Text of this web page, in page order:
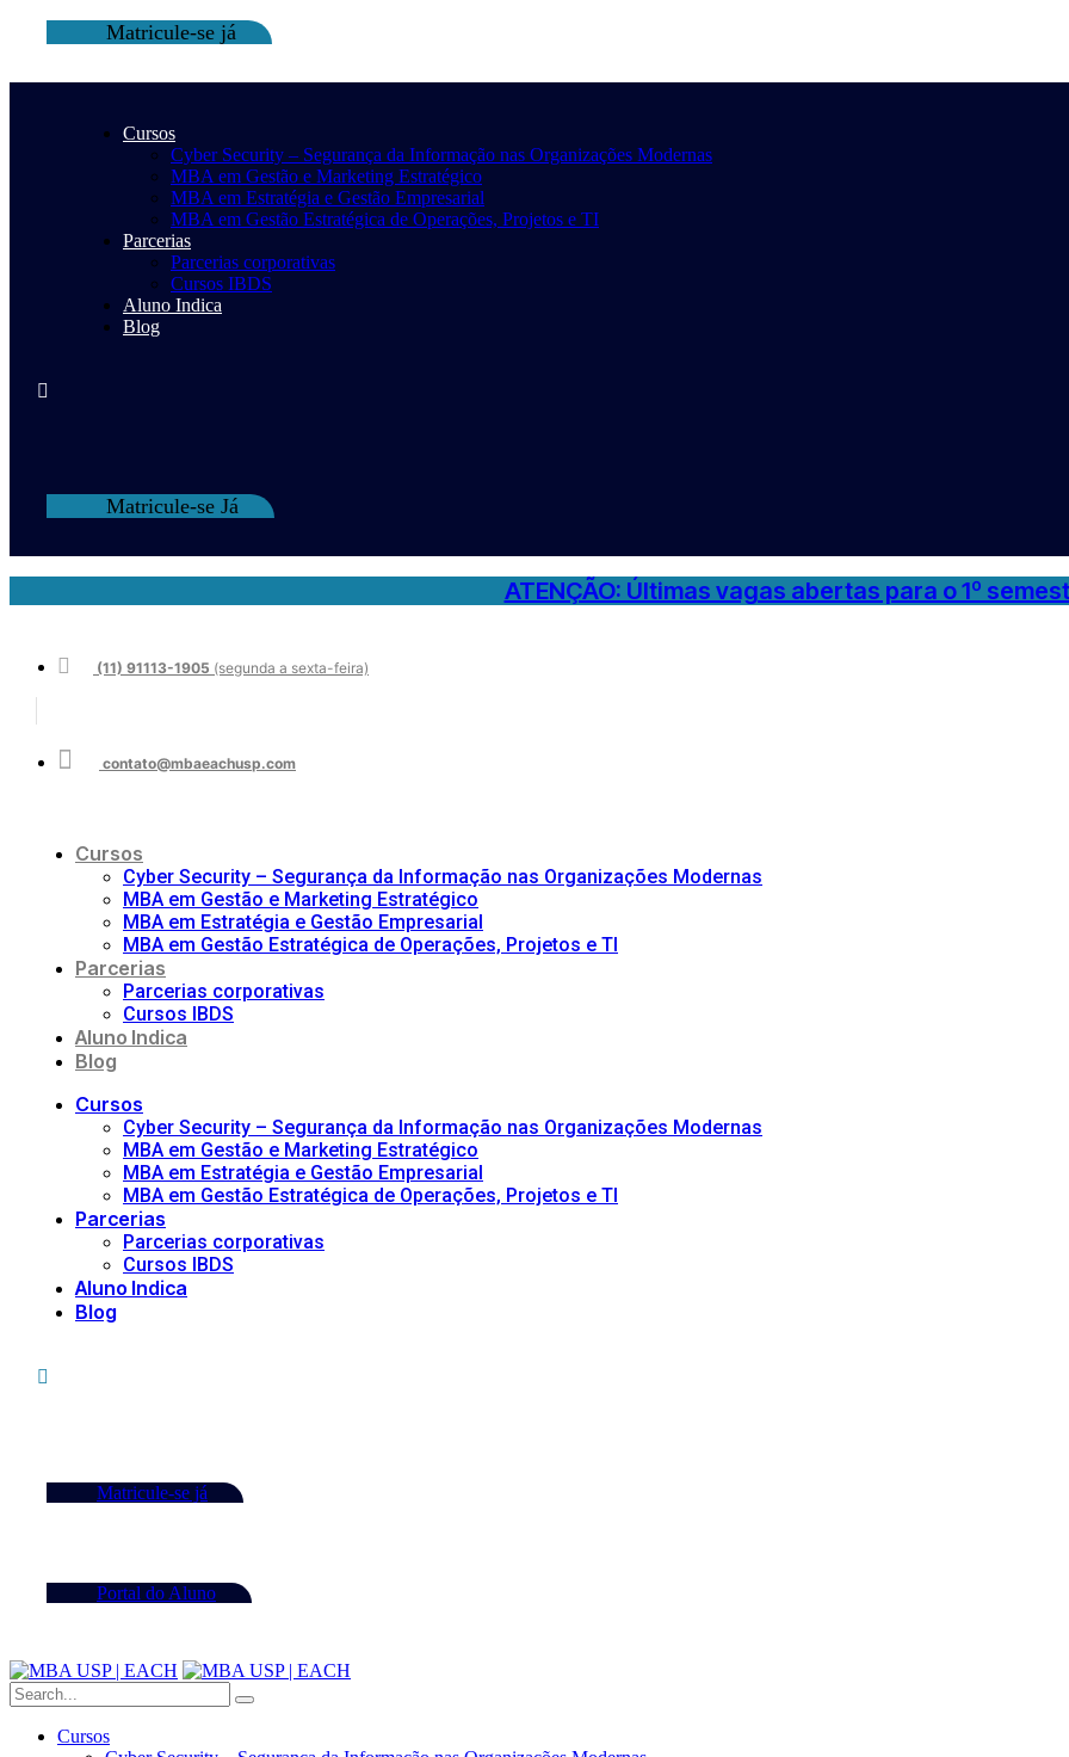
Matricule-se já
Cursos
Cyber Security – Segurança da Informação nas Organizações Modernas
MBA em Gestão e Marketing Estratégico
MBA em Estratégia e Gestão Empresarial
MBA em Gestão Estratégica de Operações, Projetos e TI
Parcerias
Parcerias corporativas
Cursos IBDS
Aluno Indica
Blog
Matricule-se Já
ATENÇÃO: Últimas vagas abertas para o 1º
(11) 91113-1905 (segunda a sexta-feira)
contato@mbaeachusp.com
Cursos
Cyber Security – Segurança da Informação nas Organizações Modernas
MBA em Gestão e Marketing Estratégico
MBA em Estratégia e Gestão Empresarial
MBA em Gestão Estratégica de Operações, Projetos e TI
Parcerias
Parcerias corporativas
Cursos IBDS
Aluno Indica
Blog
Cursos
Cyber Security – Segurança da Informação nas Organizações Modernas
MBA em Gestão e Marketing Estratégico
MBA em Estratégia e Gestão Empresarial
MBA em Gestão Estratégica de Operações, Projetos e TI
Parcerias
Parcerias corporativas
Cursos IBDS
Aluno Indica
Blog
Matricule-se já
Portal do Aluno
Cursos